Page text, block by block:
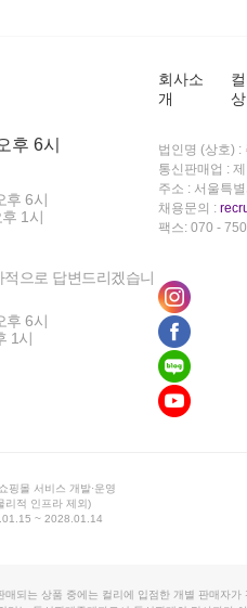
후 6시
후 6시
1시
으로 답변드리겠습니
후 6시
1시
회사소
개
상
법인명 (상호) :
통신판매업 :
주소 : 서울특
채용문의 :
팩스: 070 -
핑몰 서비스 개발·운영
리적 인프라 제외)
~ 2028.01.14
매되는 상품 중에는 컬리에 입점한 개별 판매자